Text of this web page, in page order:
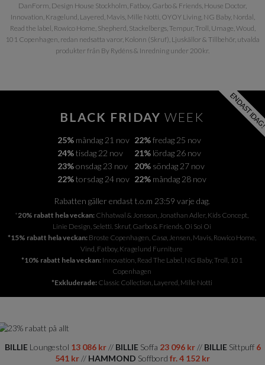
DanForm, Design House Stockholm, Fatboy, Garbo & Friends, House Doctor,
Innovation, Kragelund, Layered, Mavis, Mille Notti, OYOY Living, NG Baby, Nordal,
Read the label, Rowico Home, Shepherd, Stackelbergs, Tempur, Troll, Umage, Woud,
101 Copenhagen, redan nedsatta varor, Kolonn (Skruf), Ljuskällor & Tillbehör, utvalda
produkter från By Rydéns & Inredning under 200kr.
ENDAST
BLACK FRIDAY WEEK
25%måndag 21 nov
24%tisdag 22 nov
23%onsdag 23 nov
22%torsdag 24 nov
22%fredag 25 nov
21%lördag 26 nov
20%söndag 27 nov
22%måndag 28 nov
Rabatten gäller endast t.o.m 23:59 varje dag.
*20% rabatt hela veckan: Chhatwal & Jonsson, Jonathan Adler, Kids Concept,
Linie Design, Seletti. Skruf, Garbo & Friends, Oi Soi Oi
*15% rabatt hela veckan:Broste Copenhagen, Casø, Jensen, Mavis, Rowico Home,
Vind, Fatboy, Kragelund Furniture
*10% rabatt hela veckan:Innovation, Read The Label, NG Baby, Troll, 101
Copenhagen
*Exkluderade:Classic Collection, Layered, Mille Notti
BILLIE Loungestol 13 086 kr// BILLIE Soffa 23 096 kr // BILLIE Sittpuff 6
541 kr // HAMMOND Soffbord fr. 4 152 kr